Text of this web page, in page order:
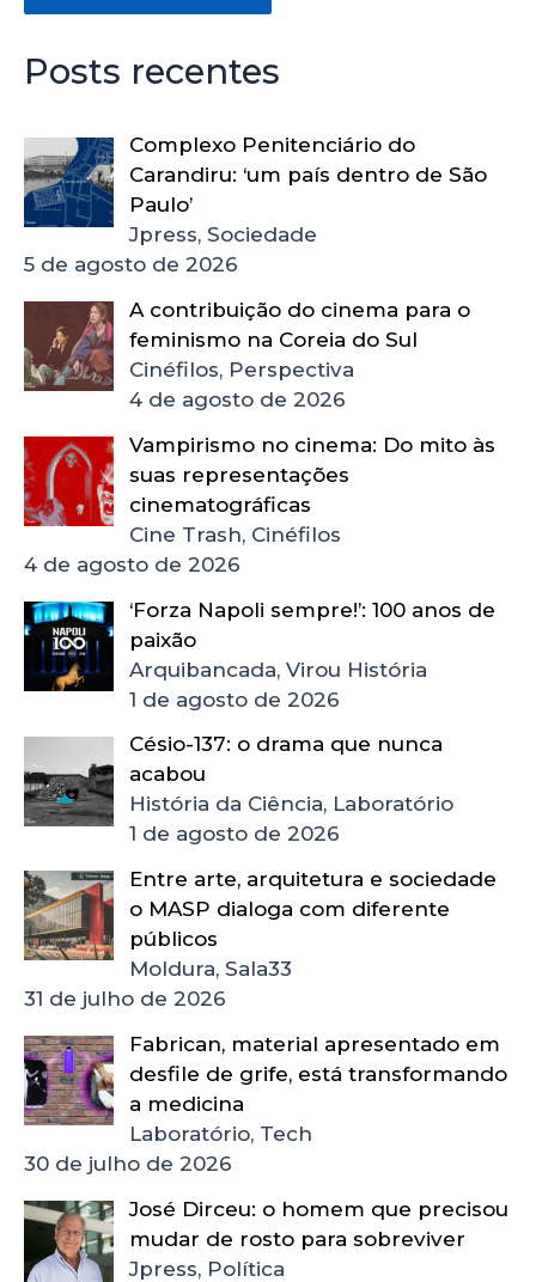
Posts recentes
Complexo Penitenciário do
Carandiru: ‘um país dentro de São
Paulo’
Jpress, Sociedade
5 de agosto de 2026
A contribuição do cinema para o
feminismo na Coreia do Sul
Cinéfilos, Perspectiva
4 de agosto de 2026
Vampirismo no cinema: Do mito às
suas representações
cinematográficas
Cine Trash, Cinéfilos
4 de agosto de 2026
‘Forza Napoli sempre!’: 100 anos de
paixão
Arquibancada, Virou História
1 de agosto de 2026
Césio-137: o drama que nunca
acabou
História da Ciência, Laboratório
1 de agosto de 2026
Entre arte, arquitetura e sociedade
o MASP dialoga com diferente
públicos
Moldura, Sala33
31 de julho de 2026
Fabrican, material apresentado em
desfile de grife, está transformando
a medicina
Laboratório, Tech
30 de julho de 2026
José Dirceu: o homem que precisou
mudar de rosto para sobreviver
Jpress, Política